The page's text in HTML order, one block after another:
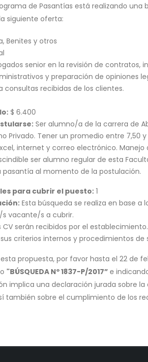
de Pasantías está realizando
siguiente oferta:
Benites y otros
senior en la revisión de
y preparación de opiniones
consultas recibidas de los clientes.
$ 6.400
Ser alumno/a de la carrera de
Privado. Tener un promedio entre 7,50
internet y correo electrónico.
ser alumno regular de esta
pasantía al momento de la postulación.
para cubrir el puesto:1
Esta búsqueda se realiza en base
vacante/s a cubrir.
CV serán recibidos por el
criterios internos y procedimientos de
propuesta, por favor hasta el 22 de
"BÚSQUEDA Nº 1837-P/2017” e
implica una declaración jurada sobre
también sobre el cumplimiento de los